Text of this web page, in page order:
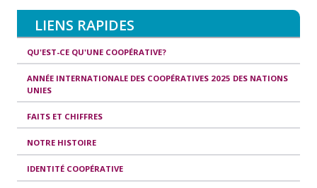
LIENS RAPIDES
QU'EST-CE QU'UNE COOPÉRATIVE?
ANNÉE INTERNATIONALE DES COOPÉRATIVES 2025 DES NATIONS
UNIES
FAITS ET CHIFFRES
NOTRE HISTOIRE
IDENTITÉ COOPÉRATIVE